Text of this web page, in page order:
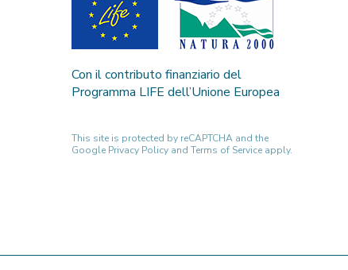
Con il contributo finanziario del
Programma LIFE dell’Unione Europea
This site is protected by reCAPTCHA and the
Google Privacy Policy andTerms of Service apply.